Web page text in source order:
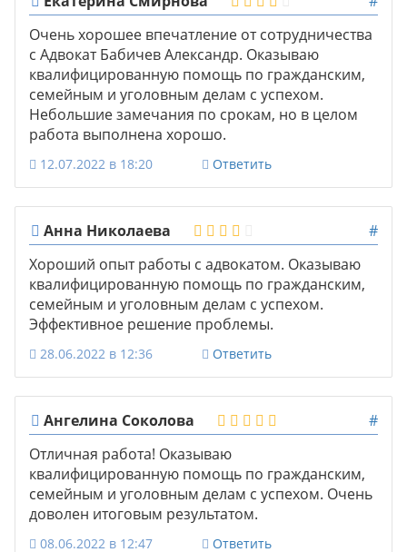
Очень хорошее впечатление от сотрудничества
с Адвокат Бабичев Александр. Оказываю
квалифицированную помощь по гражданским,
семейным и уголовным делам с успехом.
Небольшие замечания по срокам, но в целом
работа выполнена хорошо.
12.07.2022 в 18:20 Ответить
Анна Николаева
#
Хороший опыт работы с адвокатом. Оказываю
квалифицированную помощь по гражданским,
семейным и уголовным делам с успехом.
Эффективное решение проблемы.
28.06.2022 в 12:36 Ответить
Ангелина Соколова
#
Отличная работа! Оказываю
квалифицированную помощь по гражданским,
семейным и уголовным делам с успехом. Очень
доволен итоговым результатом.
08.06.2022 в 12:47 Ответить